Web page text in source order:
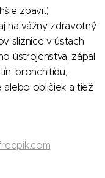
zbaviť,
na vážny zdravotný
sliznice v ústach
ústrojenstva, zápal
bronchitídu,
alebo obličiek a tiež